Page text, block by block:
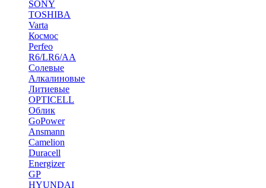
SONY
TOSHIBA
Varta
Космос
Perfeo
R6/LR6/AA
Солевые
Алкалиновые
Литиевые
OPTICELL
Облик
GoPower
Ansmann
Camelion
Duracell
Energizer
GP
HYUNDAI